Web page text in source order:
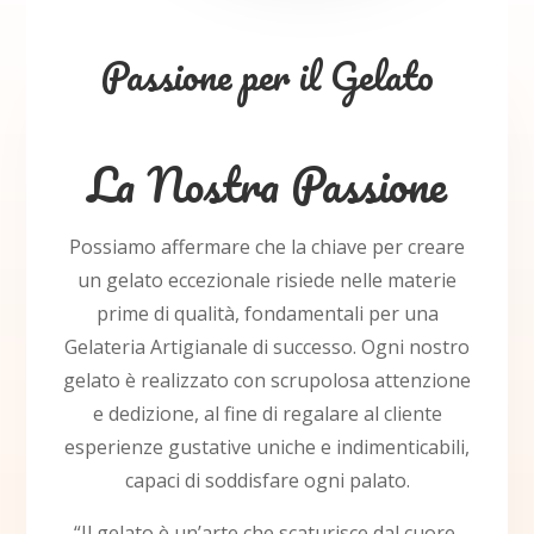
Passione per il Gelato
La Nostra Passione
Possiamo affermare che la chiave per creare
un gelato eccezionale risiede nelle materie
prime di qualità, fondamentali per una
Gelateria Artigianale di successo. Ogni nostro
gelato è realizzato con scrupolosa attenzione
e dedizione, al fine di regalare al cliente
esperienze gustative uniche e indimenticabili,
capaci di soddisfare ogni palato.